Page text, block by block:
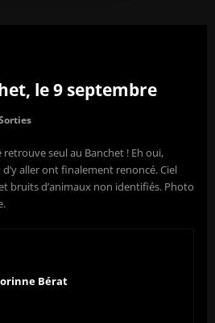
le 9 septembre
retrouve seul au Banchet ! Eh oui,
aller ont finalement renoncé. Ciel
bruits d’animaux non identifiés. Photo
Bérat